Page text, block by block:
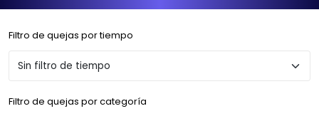
Filtro de quejas por tiempo
Filtro de quejas por categoría